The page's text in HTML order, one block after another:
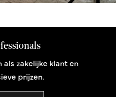
als zakelijke klant en
prijzen.